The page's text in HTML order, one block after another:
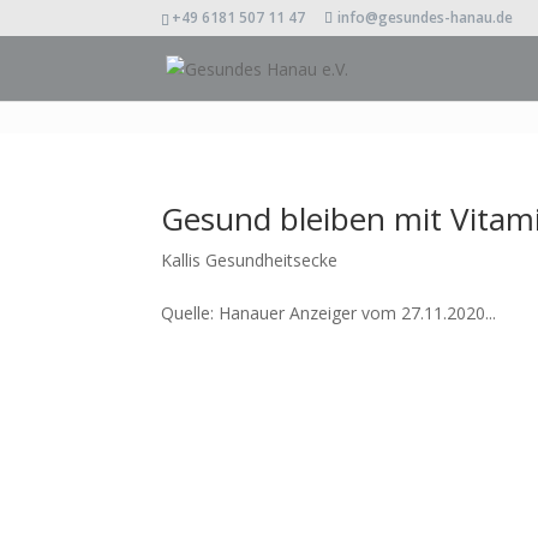
+49 6181 507 11 47 info@gesundes-hanau.de
Gesund bleiben mit
Kallis Gesundheitsecke
Quelle: Hanauer Anzeiger vom 27.11.2020...